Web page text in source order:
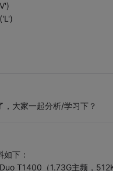
大家一起分析/学习下？
下：
T1400（1.73G主频，